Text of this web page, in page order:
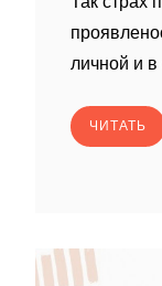
личной и
ЧИТАТЬ